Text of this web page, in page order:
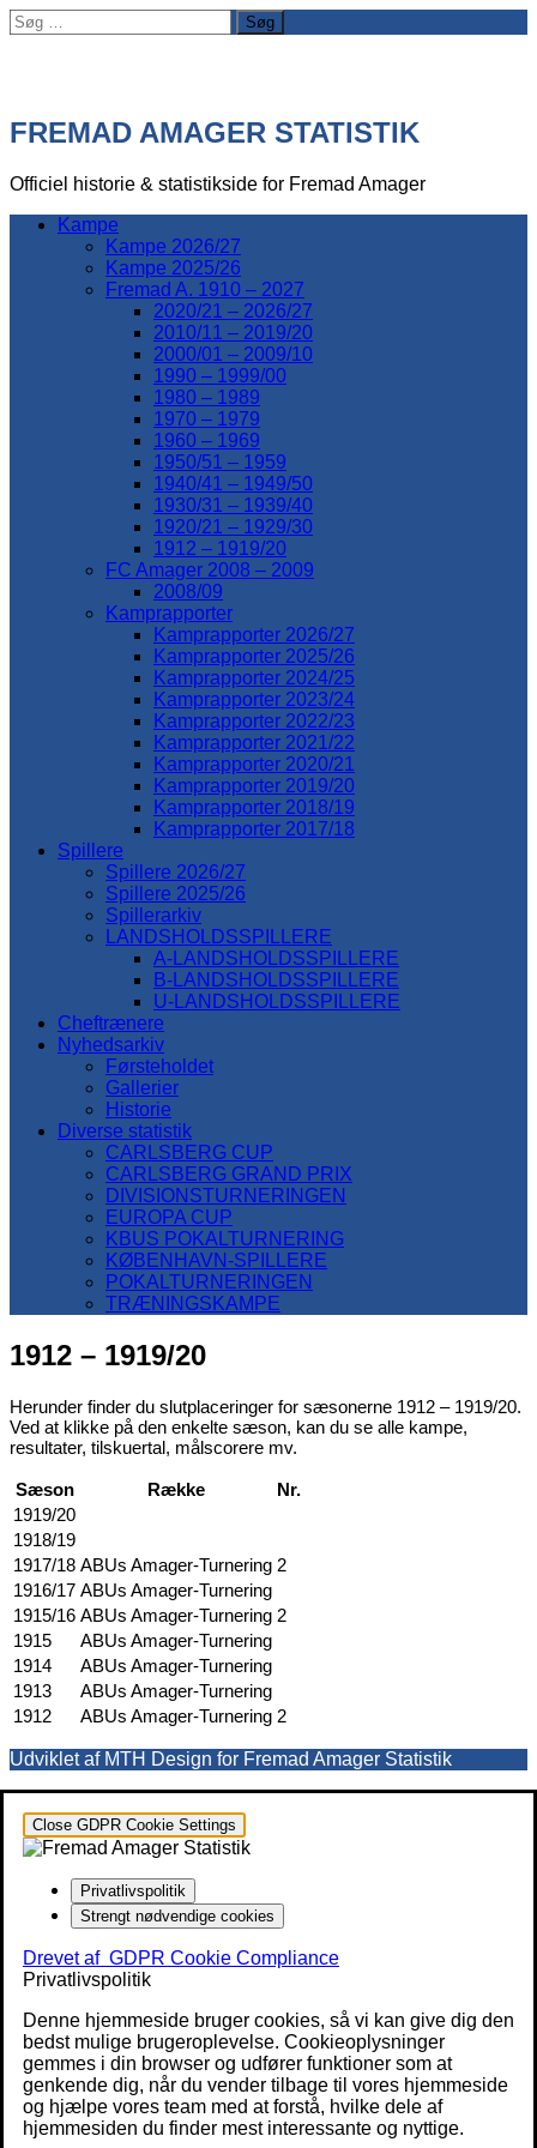
Søg
efter:
FREMAD AMAGER STATISTIK
Officiel historie & statistikside for Fremad Amager
Kampe
Kampe 2026/27
Kampe 2025/26
Fremad A. 1910 – 2027
2020/21 – 2026/27
2010/11 – 2019/20
2000/01 – 2009/10
1990 – 1999/00
1980 – 1989
1970 – 1979
1960 – 1969
1950/51 – 1959
1940/41 – 1949/50
1930/31 – 1939/40
1920/21 – 1929/30
1912 – 1919/20
FC Amager 2008 – 2009
2008/09
Kamprapporter
Kamprapporter 2026/27
Kamprapporter 2025/26
Kamprapporter 2024/25
Kamprapporter 2023/24
Kamprapporter 2022/23
Kamprapporter 2021/22
Kamprapporter 2020/21
Kamprapporter 2019/20
Kamprapporter 2018/19
Kamprapporter 2017/18
Spillere
Spillere 2026/27
Spillere 2025/26
Spillerarkiv
LANDSHOLDSSPILLERE
A-LANDSHOLDSSPILLERE
B-LANDSHOLDSSPILLERE
U-LANDSHOLDSSPILLERE
Cheftrænere
Nyhedsarkiv
Førsteholdet
Gallerier
Historie
Diverse statistik
CARLSBERG CUP
CARLSBERG GRAND PRIX
DIVISIONSTURNERINGEN
EUROPA CUP
KBUS POKALTURNERING
KØBENHAVN-SPILLERE
POKALTURNERINGEN
TRÆNINGSKAMPE
1912 – 1919/20
Herunder finder du slutplaceringer for sæsonerne 1912 – 1919/20.
Ved at klikke på den enkelte sæson, kan du se alle kampe,
resultater, tilskuertal, målscorere mv.
Sæson Række
Nr.
1919/20
1918/19
1917/18 ABUs Amager-Turnering 2
1916/17 ABUs Amager-Turnering
1915/16 ABUs Amager-Turnering 2
1915
ABUs Amager-Turnering
1914
ABUs Amager-Turnering
1913
ABUs Amager-Turnering
1912
ABUs Amager-Turnering 2
Udviklet af MTH Design for Fremad Amager Statistik
Close GDPR Cookie Settings
Privatlivspolitik
Strengt nødvendige cookies
Drevet af GDPR Cookie Compliance
Privatlivspolitik
Denne hjemmeside bruger cookies, så vi kan give dig den
bedst mulige brugeroplevelse. Cookieoplysninger
gemmes i din browser og udfører funktioner som at
genkende dig, når du vender tilbage til vores hjemmeside
og hjælpe vores team med at forstå, hvilke dele af
hjemmesiden du finder mest interessante og nyttige.